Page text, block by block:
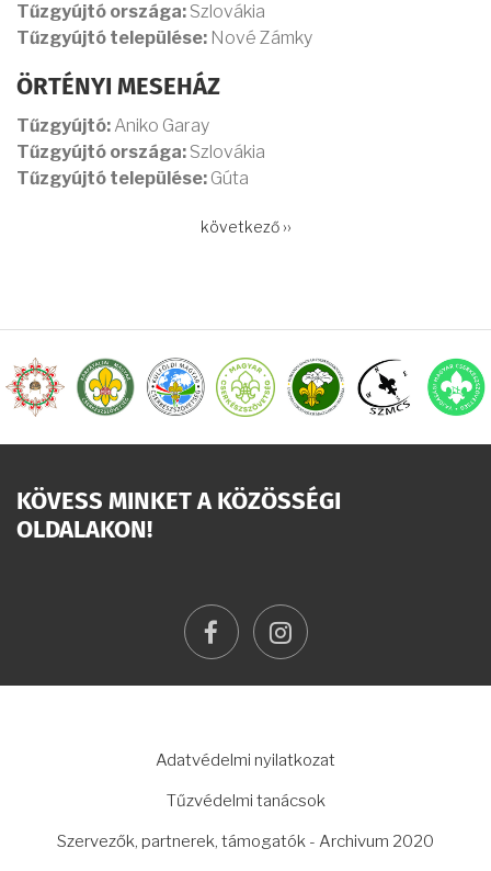
Tűzgyújtó országa: Szlovákia
Tűzgyújtó települése: Nové Zámky
ÖRTÉNYI MESEHÁZ
Tűzgyújtó: Aniko Garay
Tűzgyújtó országa: Szlovákia
Tűzgyújtó települése: Gúta
Következő
következő ››
KÖVESS MINKET A KÖZÖSSÉGI
OLDALAKON!
facebookinstagram
Adatvédelmi nyilatkozat
Tűzvédelmi tanácsok
Szervezők, partnerek, támogatók - Archivum 2020